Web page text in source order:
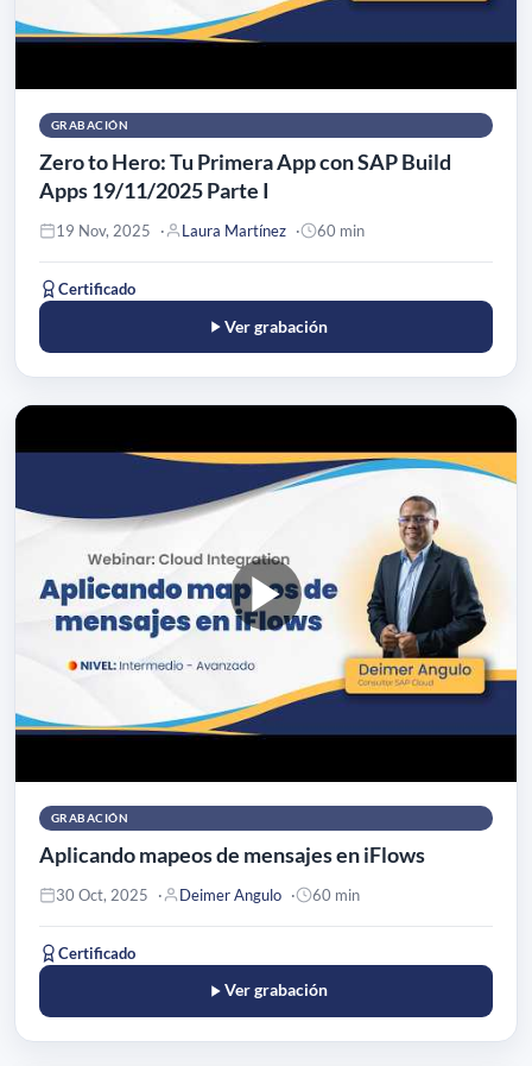
GRABACIÓN
Zero to Hero: Tu Primera App con SAP Build
Apps 19/11/2025 Parte I
19 Nov, 2025 Laura Martínez 60 min
Certificado
Ver grabación
GRABACIÓN
Aplicando mapeos de mensajes en iFlows
30 Oct, 2025 Deimer Angulo 60 min
Certificado
Ver grabación